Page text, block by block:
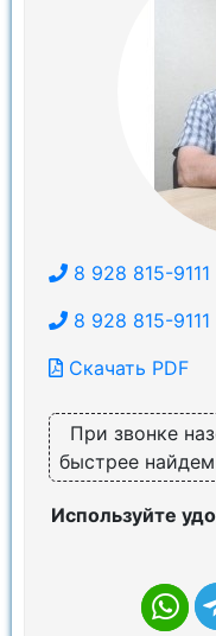
8 928 815-9111
8 928 815-9111
Скачать PDF
При звонке
быстрее
Используйте